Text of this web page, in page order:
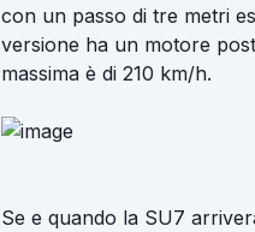
con un passo di tre metri
versione ha un motore
massima è di 210 km/h.
Se e quando la SU7